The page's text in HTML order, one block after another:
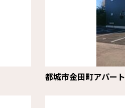
都城市金田町アパート